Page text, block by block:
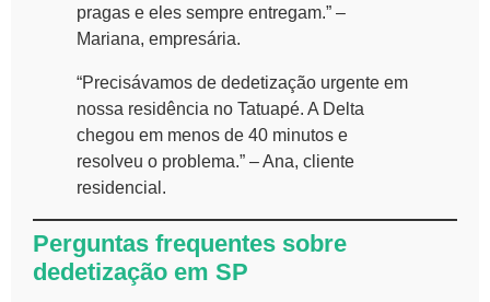
pragas e eles sempre entregam.” –
Mariana, empresária.
“Precisávamos de dedetização urgente em
nossa residência no Tatuapé. A Delta
chegou em menos de 40 minutos e
resolveu o problema.” – Ana, cliente
residencial.
Perguntas frequentes sobre
dedetização em SP